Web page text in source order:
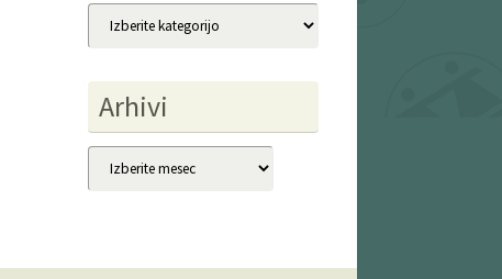
Kategorije
Arhivi
Arhivi